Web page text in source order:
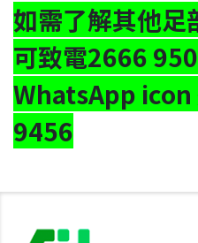
如需了解其他足
可致電2666
WhatsApp icon
9456